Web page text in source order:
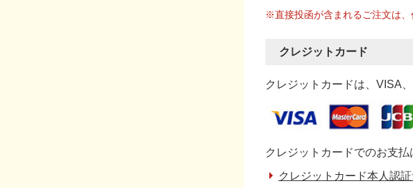
※直接投函が含まれるご注文は、
クレジットカード
クレジットカードは、VISA
クレジットカードでのお支
クレジットカード本人認